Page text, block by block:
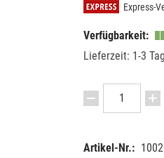
Express-
Verfügbarkeit:
Lieferzeit: 1-3
Artikel-Nr.: